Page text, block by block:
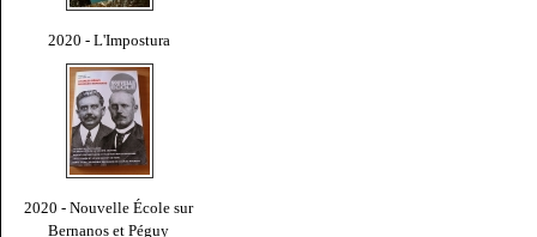
2020 - L'Impostura
2020 - Nouvelle École sur
Bernanos et Péguy